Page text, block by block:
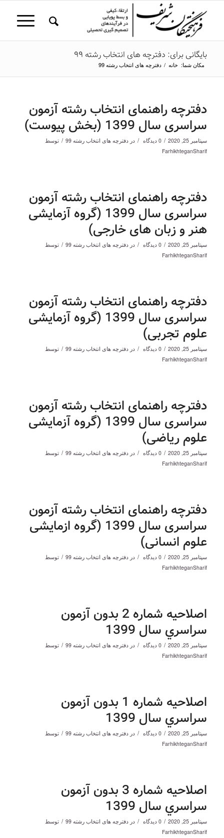
بایگانی برای: دفترچه های انتخاب رشته 99
مکان شما: خانه / دفترچه های انتخاب رشته 99
دفترچه راهنمای انتخاب رشته آزمون
سراسری سال 1399 (بخش پیوست)
سپتامبر 25, 2020 / 0 دیدگاه / در دفترچه های انتخاب رشته 99 / توسط
FarhikhteganSharif
دفترچه راهنمای انتخاب رشته آزمون
سراسری سال 1399 (گروه آزمایشی
هنر و زبان های خارجی)
سپتامبر 25, 2020 / 0 دیدگاه / در دفترچه های انتخاب رشته 99 / توسط
FarhikhteganSharif
دفترچه راهنمای انتخاب رشته آزمون
سراسری سال 1399 (گروه آزمایشی
علوم تجربی)
سپتامبر 25, 2020 / 0 دیدگاه / در دفترچه های انتخاب رشته 99 / توسط
FarhikhteganSharif
دفترچه راهنمای انتخاب رشته آزمون
سراسری سال 1399 (گروه آزمایشی
علوم ریاضی)
سپتامبر 25, 2020 / 0 دیدگاه / در دفترچه های انتخاب رشته 99 / توسط
FarhikhteganSharif
دفترچه راهنمای انتخاب رشته آزمون
سراسری سال 1399 (گروه ازمایشی
علوم انسانی)
سپتامبر 25, 2020 / 0 دیدگاه / در دفترچه های انتخاب رشته 99 / توسط
FarhikhteganSharif
اصلاحیه شماره 2 بدون آزمون
سراسري سال 1399
سپتامبر 25, 2020 / 0 دیدگاه / در دفترچه های انتخاب رشته 99 / توسط
FarhikhteganSharif
اصلاحیه شماره 1 بدون آزمون
سراسري سال 1399
سپتامبر 25, 2020 / 0 دیدگاه / در دفترچه های انتخاب رشته 99 / توسط
FarhikhteganSharif
اصلاحیه شماره 3 بدون آزمون
سراسري سال 1399
سپتامبر 25, 2020 / 0 دیدگاه / در دفترچه های انتخاب رشته 99 / توسط
FarhikhteganSharif